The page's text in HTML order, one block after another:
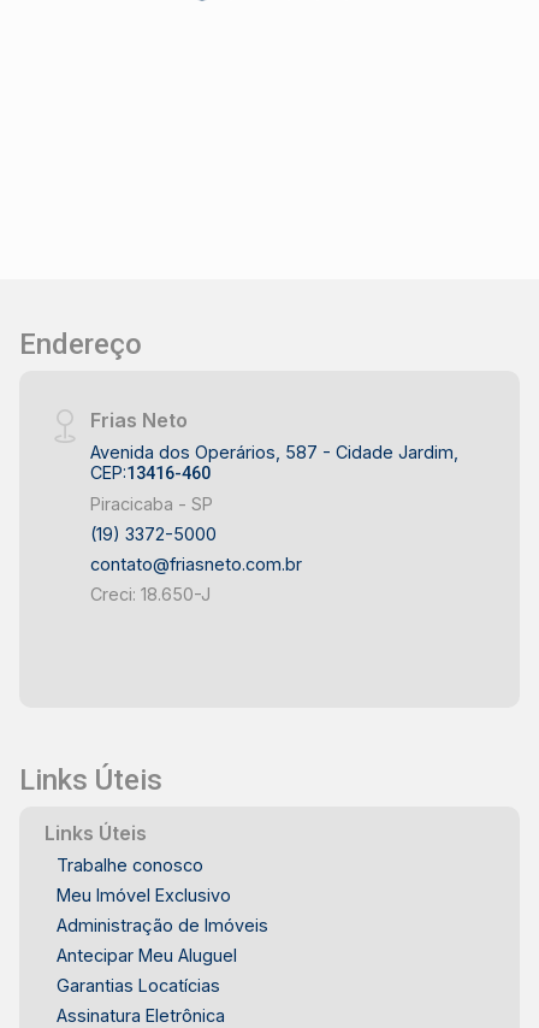
Endereço
Frias Neto
Avenida dos Operários, 587 - Cidade Jardim,
CEP:13416-460
Piracicaba - SP
(19) 3372-5000
contato@friasneto.com.br
Creci: 18.650-J
Links Úteis
Links Úteis
Trabalhe conosco
Meu Imóvel Exclusivo
Administração de Imóveis
Antecipar Meu Aluguel
Garantias Locatícias
Assinatura Eletrônica